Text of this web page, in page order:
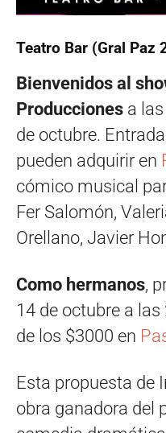
Teatro Bar (Gral Paz
Bienvenidos al
Producciones a
de octubre.
pueden adquirir en
cómico musical
Fer Salomón,
Orellano, Javier
Como hermanos,
14 de octubre a
de los $3000 en
Esta propuesta de
obra ganadora del